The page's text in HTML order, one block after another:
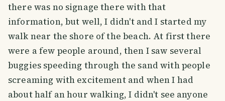
there was no signage there with that
information, but well, I didn't and I started my
walk near the shore of the beach. At first there
were a few people around, then I saw several
buggies speeding through the sand with people
screaming with excitement and when I had
about half an hour walking, I didn't see anyone